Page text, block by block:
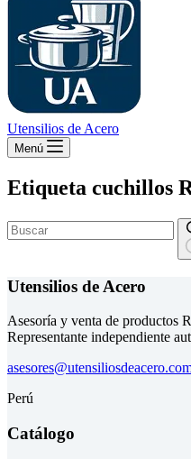
Utensilios de Acero
Menú
Etiqueta cuchillos
resultados
Utensilios de Acero
Asesoría y venta de productos
Representante independiente
Perú
Catálogo